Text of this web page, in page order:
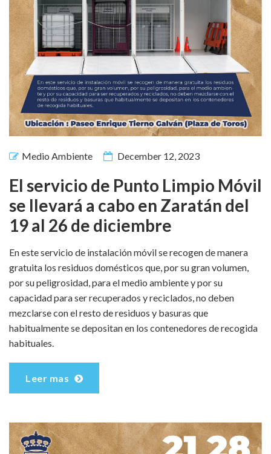
Medio Ambiente December 12, 2023
El servicio de Punto Limpio Móvil
se llevará a cabo en Zaratán del
19 al 26 de diciembre
En este servicio de instalación móvil se recogen de manera
gratuita los residuos domésticos que, por su gran volumen,
por su peligrosidad, para el medio ambiente y por su
capacidad para ser recuperados y reciclados, no deben
mezclarse con el resto de residuos y basuras que
habitualmente se depositan en los contenedores de recogida
habituales.
Leer mas